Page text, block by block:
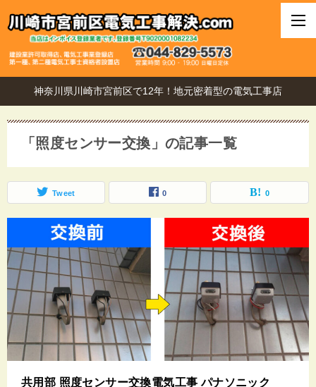
神奈川県川崎市宮前区で12年！地元密着型の電気工事店
「照度センサー交換」の記事一覧
Tweet 0 0
共用部 照度センサー交換電気工事 パナソニック